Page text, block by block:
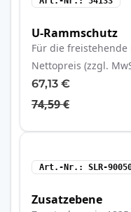
U-Rammschutz
Für die
Nettopreis (zzgl.
67,13 €
74,59 €
Art.-Nr. SLR-
Zusatzebene